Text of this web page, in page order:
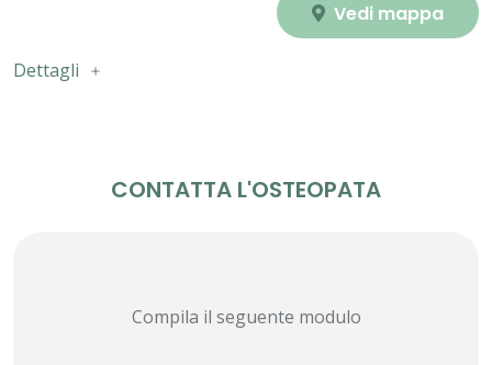
Vedi mappa
Dettagli
CONTATTA L'OSTEOPATA
Compila il seguente modulo